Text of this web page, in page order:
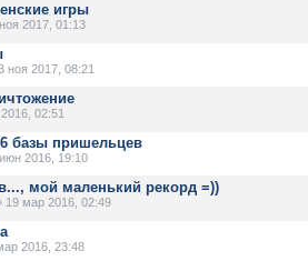
игры
2017, 01:13
ноя 2017, 08:21
02:51
базы пришельцев
2016, 19:10
мой маленький рекорд =))
19 мар 2016, 02:49
2016, 23:48